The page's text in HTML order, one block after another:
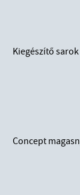
Kiegészítő
Concept